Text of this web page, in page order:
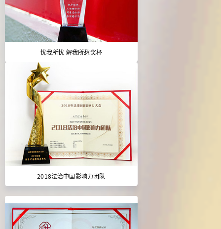
忧我所忧 解我所愁奖杯
2018法治中国影响力团队